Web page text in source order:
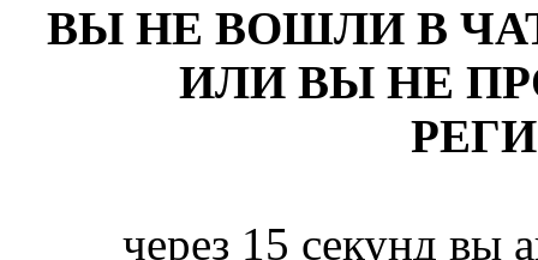
ВЫ НЕ ВОШЛИ В
ИЛИ ВЫ НЕ
через 15 секунд вы